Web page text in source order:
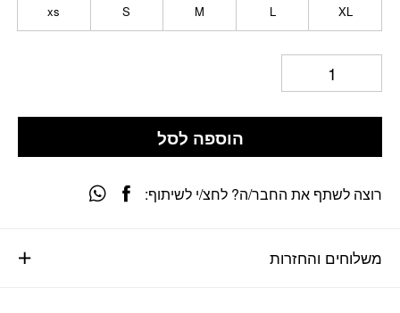
XL
L
M
S
xs
הוספה לסל
משלוחים והחזרות
רוצה לשתף את החבר/ה? לחצ/י לשיתוף: